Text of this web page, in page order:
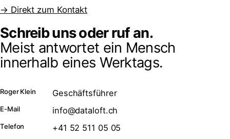
→ Direkt zum Kontakt
Schreib uns oder ruf an.
Meist antwortet ein Mensch
innerhalb eines Werktags.
Roger Klein Geschäftsführer
E-Mail info@dataloft.ch
Telefon +41 52 511 05 05